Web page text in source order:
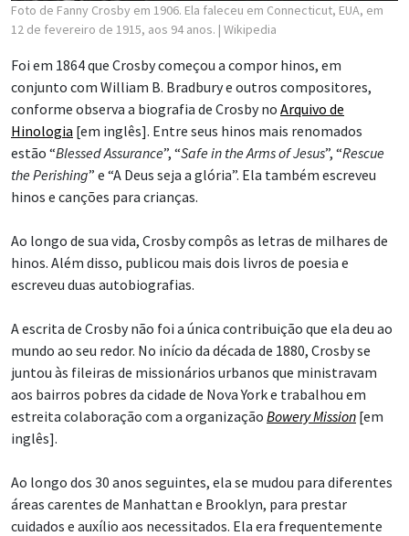
Foto de Fanny Crosby em 1906. Ela faleceu em Connecticut, EUA, em
12 de fevereiro de 1915, aos 94 anos. | Wikipedia
Foi em 1864 que Crosby começou a compor hinos, em
conjunto com William B. Bradbury e outros compositores,
conforme observa a biografia de Crosby no Arquivo de
Hinologia [em inglês]. Entre seus hinos mais renomados
estão “Blessed Assurance”, “Safe in the Arms of Jesus”, “Rescue
the Perishing” e “A Deus seja a glória”. Ela também escreveu
hinos e canções para crianças.
Ao longo de sua vida, Crosby compôs as letras de milhares de
hinos. Além disso, publicou mais dois livros de poesia e
escreveu duas autobiografias.
A escrita de Crosby não foi a única contribuição que ela deu ao
mundo ao seu redor. No início da década de 1880, Crosby se
juntou às fileiras de missionários urbanos que ministravam
aos bairros pobres da cidade de Nova York e trabalhou em
estreita colaboração com a organização Bowery Mission [em
inglês].
Ao longo dos 30 anos seguintes, ela se mudou para diferentes
áreas carentes de Manhattan e Brooklyn, para prestar
cuidados e auxílio aos necessitados. Ela era frequentemente